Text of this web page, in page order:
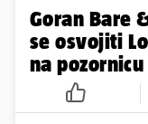
Goran Bare
se osvojiti
na